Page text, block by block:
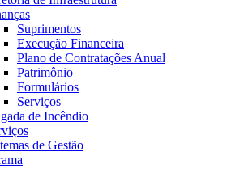
Suprimentos
Execução Financeira
Plano de Contratações Anual
Patrimônio
Formulários
Serviços
de Incêndio
de Gestão